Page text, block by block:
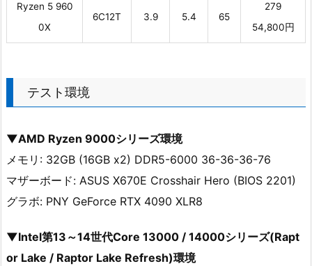
Ryzen 5 960
0X
6C12T 3.9 5.4 65
279
54,800円
テスト環境
▼AMD Ryzen 9000シリーズ環境
メモリ: 32GB (16GB x2) DDR5-6000 36-36-36-76
マザーボード: ASUS X670E Crosshair Hero (BIOS 2201)
グラボ: PNY GeForce RTX 4090 XLR8
▼Intel第13～14世代Core 13000 / 14000シリーズ(Rapt
or Lake / Raptor Lake Refresh)環境